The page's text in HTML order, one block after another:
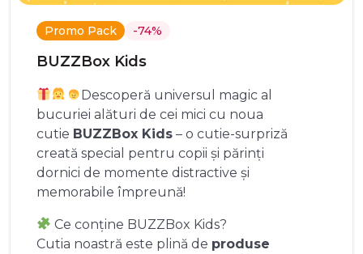
Promo Pack -74%
BUZZBox Kids
Descoperă universul magic al
bucuriei alături de cei mici cu noua
cutie BUZZBox Kids – o cutie-surpriză
creată special pentru copii și părinți
dornici de momente distractive și
memorabile împreună!
Ce conține BUZZBox Kids?
Cutia noastră este plină de produse